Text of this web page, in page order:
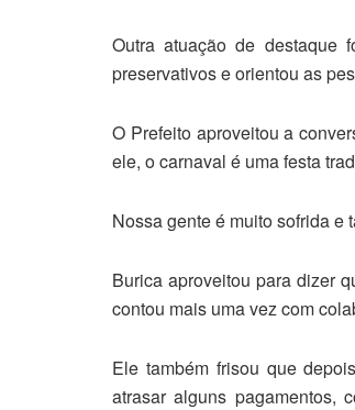
Outra atuação de destaque
preservativos e orientou as
O Prefeito aproveitou a
ele, o carnaval é uma festa
Nossa gente é muito sofrida e
Burica aproveitou para dizer
contou mais uma vez com
Ele também frisou que
atrasar alguns pagamentos,